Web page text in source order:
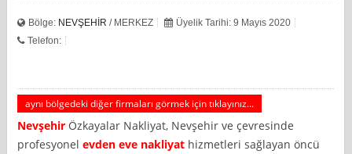
Bölge: NEVŞEHİR / MERKEZ
Üyelik Tarihi: 9 Mayıs 2020
Telefon:
aynı bölgedeki diğer firmaları görmek için tıklayınız...
Nevşehir Özkayalar Nakliyat, Nevşehir ve çevresinde
profesyonelevden eve nakliyat hizmetleri sağlayan öncü